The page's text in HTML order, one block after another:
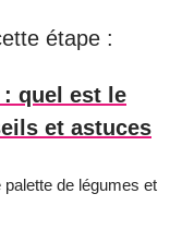
étape :
: quel est le
et astuces
de légumes et